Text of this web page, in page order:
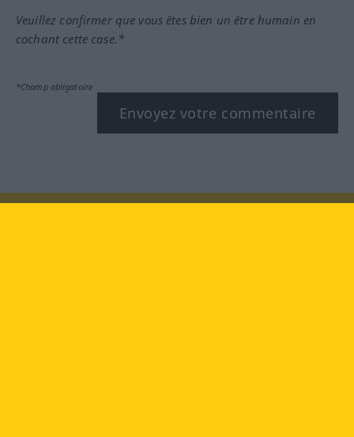
Veuillez confirmer que vous êtes bien un être humain en
cochant cette case.*
*Champ obligatoire
Envoyez votre commentaire